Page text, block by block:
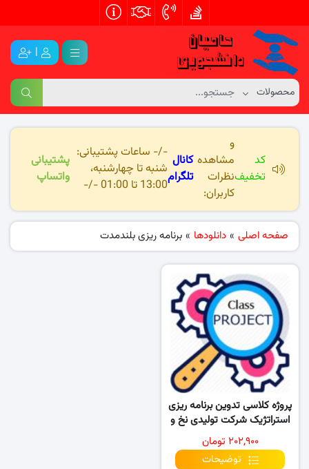
|
کد
تخفیف
و
مشاهده
نظرات
کاربران:
کانال
تلگرام
-/- ساعات پشتیبانی:
شنبه تا چهارشنبه،
13:00 تا 01:00 -/-
پشتیبانی
واتساپ
صفحه اصلی » دانلودها » برنامه ریزی بلندمدت
پروژه کلاسی تدوین برنامه ریزی
استراتژیک شرکت تولیدی نخ و
قرقره گیلان
۲۰۲,۹۰۰ تومان
توضیحات